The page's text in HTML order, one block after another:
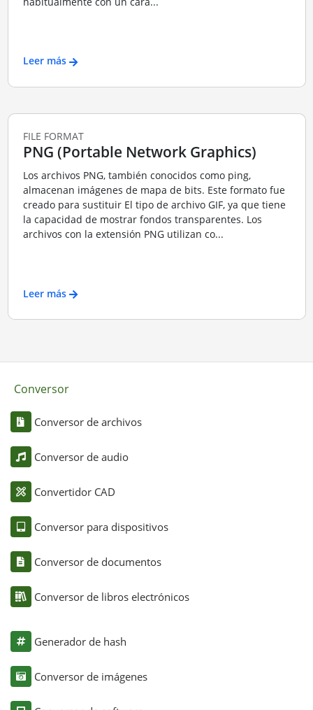
Leer más
FILE FORMAT
PNG (Portable Network Graphics)
Los archivos PNG, también conocidos como ping,
almacenan imágenes de mapa de bits. Este formato fue
creado para sustituir El tipo de archivo GIF, ya que tiene
la capacidad de mostrar fondos transparentes. Los
archivos con la extensión PNG utilizan co...
Leer más
Conversor
Conversor de archivos
Conversor de audio
Convertidor CAD
Conversor para dispositivos
Conversor de documentos
Conversor de libros electrónicos
Generador de hash
Conversor de imágenes